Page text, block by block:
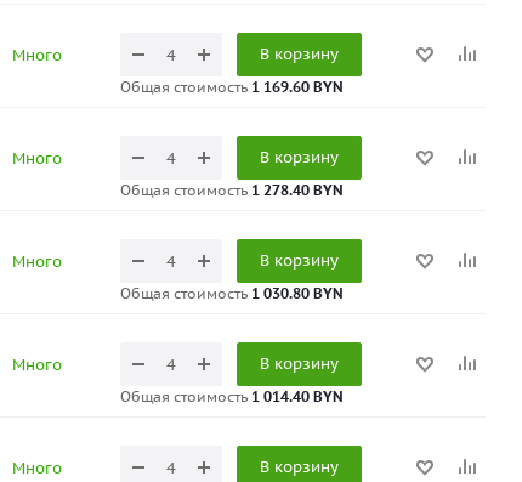
Много В корзину
Общая стоимость 1 169.60 BYN
Много В корзину
Общая стоимость 1 278.40 BYN
Много В корзину
Общая стоимость 1 030.80 BYN
Много В корзину
Общая стоимость 1 014.40 BYN
Много В корзину